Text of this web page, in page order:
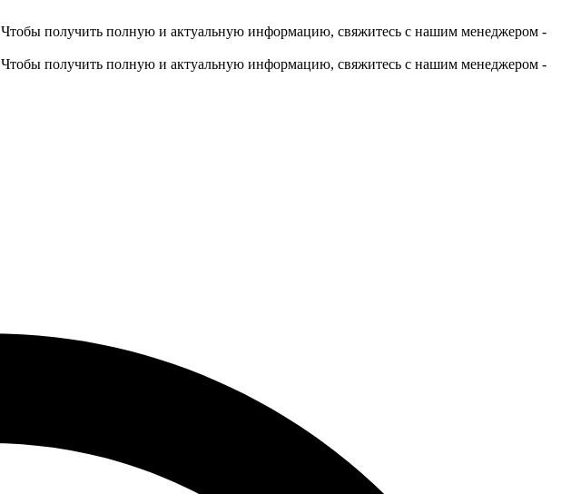
Чтобы получить полную и актуальную информацию, свяжитесь с нашим менеджером -
Чтобы получить полную и актуальную информацию, свяжитесь с нашим менеджером -